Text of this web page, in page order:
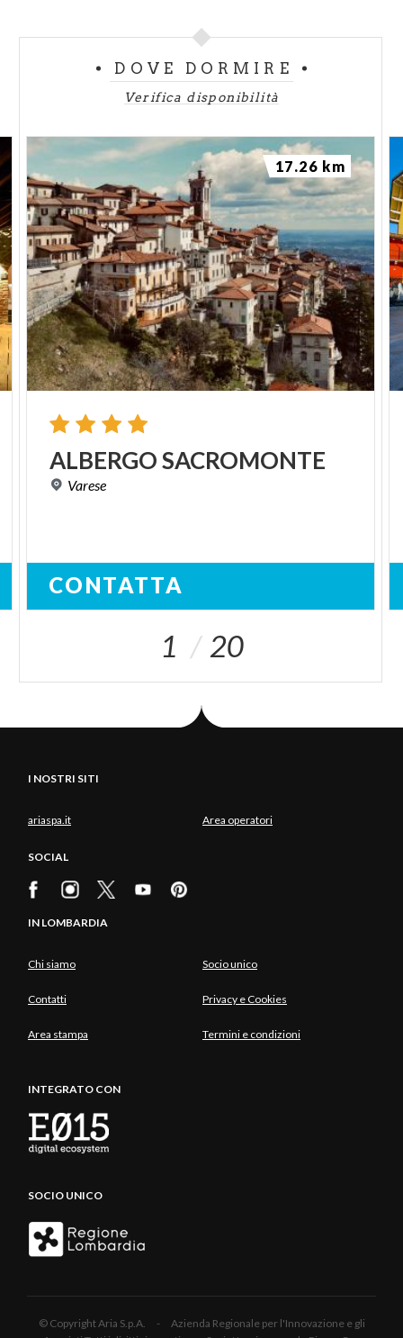
DOVE DORMIRE
Verifica disponibilità
ALBERGOSACROMONTE
Varese
CONTATTA
17.26 km
1 20
I NOSTRI SITI
ariaspa.it Area operatori
SOCIAL
IN LOMBARDIA
Chi siamo Socio unico
Contatti Privacy e Cookies
Area stampa Termini e condizioni
INTEGRATO CON
SOCIO UNICO
© Copyright Aria S.p.A. - Azienda Regionale per l'Innovazione e gli